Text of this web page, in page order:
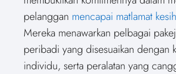
pelanggan mencapai matlamat
Mereka menawarkan pelbagai
peribadi yang disesuaikan dengan
individu, serta peralatan yang